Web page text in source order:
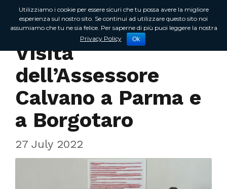
Incontri sul territorio
Visita
dell’Assessore
Calvano a Parma e
a Borgotaro
27 July 2022
Utilizziamo i cookie per essere sicuri che tu possa avere la migliore
esperienza sul nostro sito. Se continui ad utilizzare questo sito noi
assumiamo che tu ne sia felice. Per saperne di più puoi leggere la nostra
Privacy Policy
Ok